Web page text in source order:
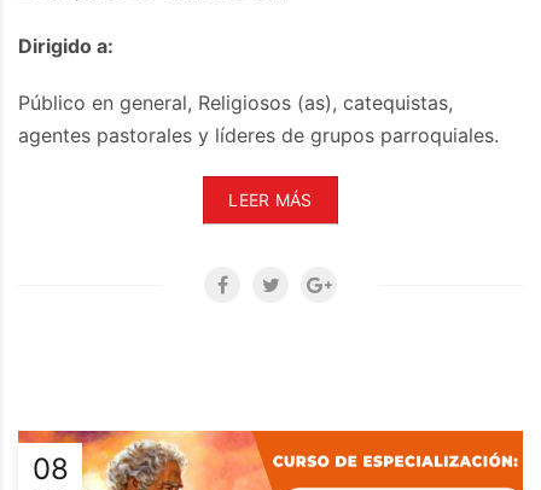
Dirigido a:
Público en general, Religiosos (as), catequistas,
agentes pastorales y líderes de grupos parroquiales.
LEER MÁS
08